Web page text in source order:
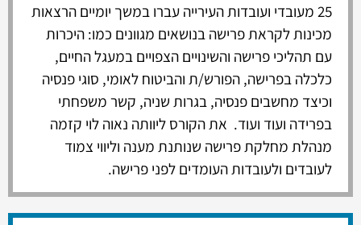
25 מעובדי ועובדות העירייה עברו במשך יומיים הרצאות
מכינות לקראת פרישה בנושאים מגוונים כמו: היכרות
עם תהליכי פרישה והשינויים הצפויים במעגל החיים,
כלכלה בפרישה, הפורש/ת והביטוח לאומי, סוגי פנסיה
וכיצד מחשבים פנסיה, בגרות שניה, קשר משפחתי
בפרידה ועוד ועוד. את הקורס ליוותה נאוה לוי קזמה
מנהלת מחלקת פרישה שנותנת מענה וליווי צמוד
לעובדים ולעובדות העומדים לפני פרישה.